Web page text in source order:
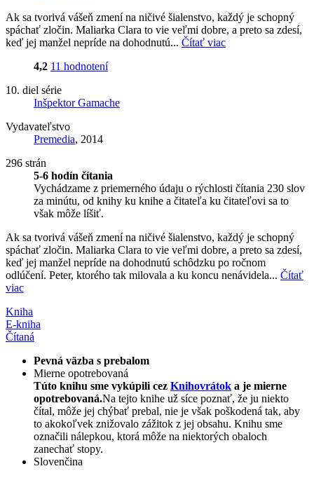
Ak sa tvorivá vášeň zmení na ničivé šialenstvo, každý je schopný
spáchať zločin. Maliarka Clara to vie veľmi dobre, a preto sa zdesí,
keď jej manžel nepríde na dohodnutú... Čítať viac
4,2 11 hodnotení
10. diel série
Inšpektor Gamache
Vydavateľstvo
Premedia, 2014
296 strán
5-6 hodín čítania
Vychádzame z priemerného údaju o rýchlosti čítania 230 slov
za minútu, od knihy ku knihe a čitateľa ku čitateľovi sa to
však môže líšiť.
Ak sa tvorivá vášeň zmení na ničivé šialenstvo, každý je schopný
spáchať zločin. Maliarka Clara to vie veľmi dobre, a preto sa zdesí,
keď jej manžel nepríde na dohodnutú schôdzku po ročnom
odlúčení. Peter, ktorého tak milovala a ku koncu nenávidela... Čítať
viac
Kniha
E-kniha
Čítaná
Pevná väzba s prebalom
Mierne opotrebovaná
Túto knihu sme vykúpili cez Knihovrátok a je mierne
opotrebovaná.Na tejto knihe už síce poznať, že ju niekto
čítal, môže jej chýbať prebal, nie je však poškodená tak, aby
to akokoľvek znižovalo zážitok z jej obsahu. Knihu sme
označili nálepkou, ktorá môže na niektorých obaloch
zanechať stopy.
Slovenčina